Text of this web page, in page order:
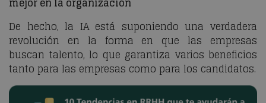
De hecho, la IA está suponiendo una verdadera
revolución en la forma en que las empresas
buscan talento, lo que garantiza varios beneficios
tanto para las empresas como para los candidatos.